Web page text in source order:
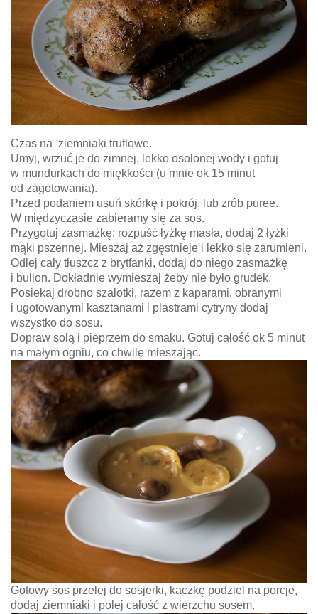
Czas na ziemniaki truflowe.
Umyj, wrzuć je do zimnej, lekko osolonej wody i gotuj
w mundurkach do miękkości (u mnie ok 15 minut
od zagotowania).
Przed podaniem usuń skórkę i pokrój, lub zrób puree.
W międzyczasie zabieramy się za sos.
Przygotuj zasmażkę: rozpuść łyżkę masła, dodaj 2 łyżki
mąki pszennej. Mieszaj aż zgęstnieje i lekko się zarumieni.
Odlej cały tłuszcz z brytfanki, dodaj do niego zasmażkę
i bulion. Dokładnie wymieszaj żeby nie było grudek.
Posiekaj drobno szalotki, razem z kaparami, obranymi
i ugotowanymi kasztanami i plastrami cytryny dodaj
wszystko do sosu.
Dopraw solą i pieprzem do smaku. Gotuj całość ok 5 minut
na małym ogniu, co chwilę mieszając.
Gotowy sos przelej do sosjerki, kaczkę podziel na porcje,
dodaj ziemniaki i polej całość z wierzchu sosem.